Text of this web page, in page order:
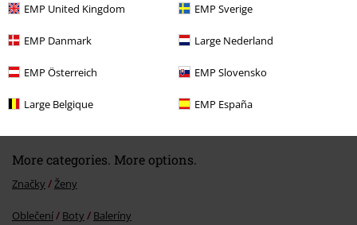
EMP United Kingdom EMP Sverige
EMP Danmark Large Nederland
EMP Österreich EMP Slovensko
Large Belgique EMP España
%
More categories. More options.
Značky Ženy
Oblečení Boty Baleríny